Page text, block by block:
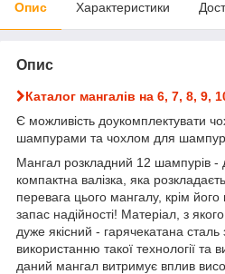
Опис Характеристики
Опис
Каталог мангалів на 6, 7, 8, 9,
Є можливість доукомплектувати
шампурами та чохлом для
Мангал розкладний 12 шампурів -
компактна валізка, яка
перевага цього мангалу, крім
запас надійності! Матеріал, з
дуже якісний - гарячекатана
використанню такої технології та
даний мангал витримує вплив